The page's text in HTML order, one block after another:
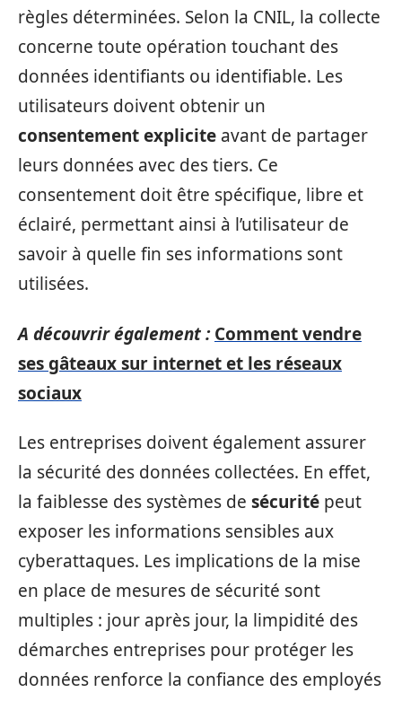
règles déterminées. Selon la CNIL, la collecte
concerne toute opération touchant des
données identifiants ou identifiable. Les
utilisateurs doivent obtenir un
consentement explicite avant de partager
leurs données avec des tiers. Ce
consentement doit être spécifique, libre et
éclairé, permettant ainsi à l’utilisateur de
savoir à quelle fin ses informations sont
utilisées.
A découvrir également : Comment vendre
ses gâteaux sur internet et les réseaux
sociaux
Les entreprises doivent également assurer
la sécurité des données collectées. En effet,
la faiblesse des systèmes de sécurité peut
exposer les informations sensibles aux
cyberattaques. Les implications de la mise
en place de mesures de sécurité sont
multiples : jour après jour, la limpidité des
démarches entreprises pour protéger les
données renforce la confiance des employés